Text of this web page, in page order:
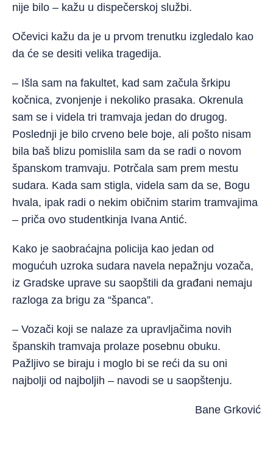
nije bilo – kažu u dispečerskoj službi.
Očevici kažu da je u prvom trenutku izgledalo kao
da će se desiti velika tragedija.
– Išla sam na fakultet, kad sam začula šrkipu
kočnica, zvonjenje i nekoliko prasaka. Okrenula
sam se i videla tri tramvaja jedan do drugog.
Poslednji je bilo crveno bele boje, ali pošto nisam
bila baš blizu pomislila sam da se radi o novom
španskom tramvaju. Potrčala sam prem mestu
sudara. Kada sam stigla, videla sam da se, Bogu
hvala, ipak radi o nekim običnim starim tramvajima
– priča ovo studentkinja Ivana Antić.
Kako je saobraćajna policija kao jedan od
mogućuh uzroka sudara navela nepažnju vozača,
iz Gradske uprave su saopštili da građani nemaju
razloga za brigu za “španca”.
– Vozači koji se nalaze za upravljačima novih
španskih tramvaja prolaze posebnu obuku.
Pažljivo se biraju i moglo bi se reći da su oni
najbolji od najboljih – navodi se u saopštenju.
Bane Grković